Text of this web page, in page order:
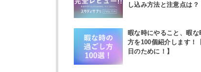
し込み方法と注意点は？
暇な時にやること、暇な
方を100個紹介します！
日のために！】